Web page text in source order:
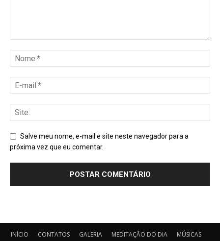
Salve meu nome, e-mail e site neste navegador para a
próxima vez que eu comentar.
INÍCIO CONTATOS GALERIA MEDITAÇÃO DO DIA
MÚSICAS